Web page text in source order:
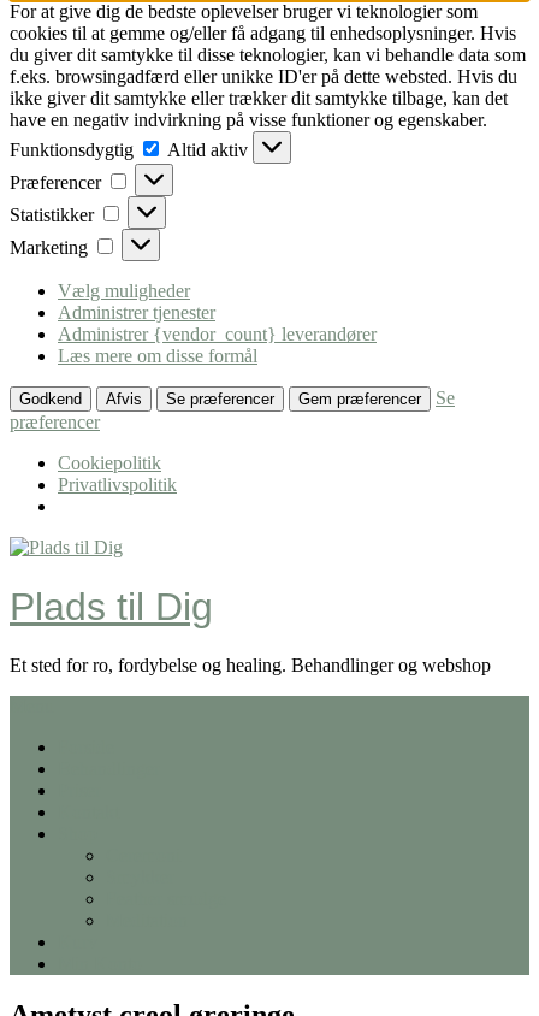
For at give dig de bedste oplevelser bruger vi teknologier som
cookies til at gemme og/eller få adgang til enhedsoplysninger. Hvis
du giver dit samtykke til disse teknologier, kan vi behandle data som
f.eks. browsingadfærd eller unikke ID'er på dette websted. Hvis du
ikke giver dit samtykke eller trækker dit samtykke tilbage, kan det
have en negativ indvirkning på visse funktioner og egenskaber.
Funktionsdygtig
Funktionsdygtig
Altid aktiv
Præferencer
Præferencer
Statistikker Statistikker
Marketing Marketing
Vælg muligheder
Administrer tjenester
Administrer {vendor_count} leverandører
Læs mere om disse formål
Godkend Afvis Se præferencer Gem præferencer
Se
præferencer
Cookiepolitik
Privatlivspolitik
Skip
content
Plads til Dig
Et sted for ro, fordybelse og healing. Behandlinger og webshop